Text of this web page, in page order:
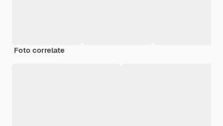
Foto correlate